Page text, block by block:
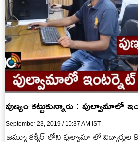
పుణ్యం కట్టుకున్నారు : పుల్వామాలో
September 23, 2019 / 10:37 AM IST
జమ్మూ కశ్మీర్ లోని పుల్వామా లో విద్యార్దుల